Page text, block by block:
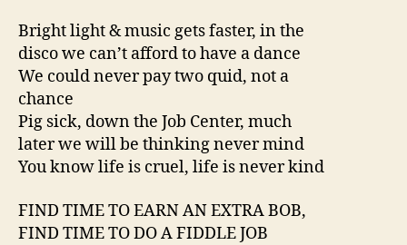
Bright light & music gets faster, in the
disco we can’t afford to have a dance
We could never pay two quid, not a
chance
Pig sick, down the Job Center, much
later we will be thinking never mind
You know life is cruel, life is never kind
FIND TIME TO EARN AN EXTRA BOB,
FIND TIME TO DO A FIDDLE JOB